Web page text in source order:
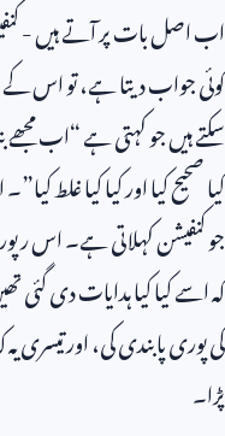
اب اصل بات پر آتے ہیں -
کوئی جواب دیتا ہے، تو
سکتے ہیں جو کہتی ہے “اب
کیا صحیح کیا اور کیا کیا غلط
جو کنفیشن کہلاتی ہے۔ اس
کہ اسے کیا کیا ہدایات دی گئی
کی پوری پابندی کی، اور تیسری
پڑا۔